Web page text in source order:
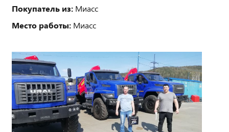
Покупатель из: Миасс
Место работы: Миасс